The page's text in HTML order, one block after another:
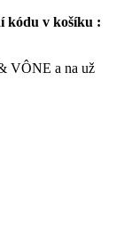
kódu v košíku :
VÔNE a na už